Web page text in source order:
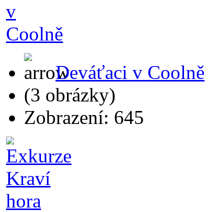
Deváťaci v Coolně
(3 obrázky)
Zobrazení: 645